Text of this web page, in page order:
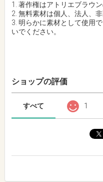
1. 著作権はアトリエブラウ
2. 無料素材は個人、法人、
3. 明らかに素材として使用
いでください。
ショップの評価
すべて 1